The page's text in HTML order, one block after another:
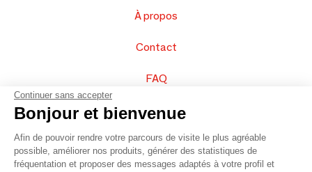
À propos
Contact
FAQ
Vendez vos produits
Plan du site
Continuer sans accepter
Bonjour et bienvenue
Afin de pouvoir rendre votre parcours de visite le plus agréable
possible, améliorer nos produits, générer des statistiques de
fréquentation et proposer des messages adaptés à votre profil et